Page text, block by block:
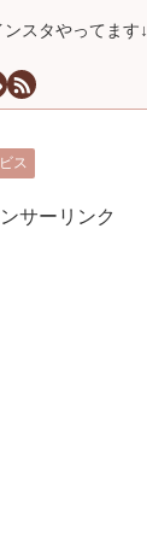
スタやってます↓
ス
サーリンク